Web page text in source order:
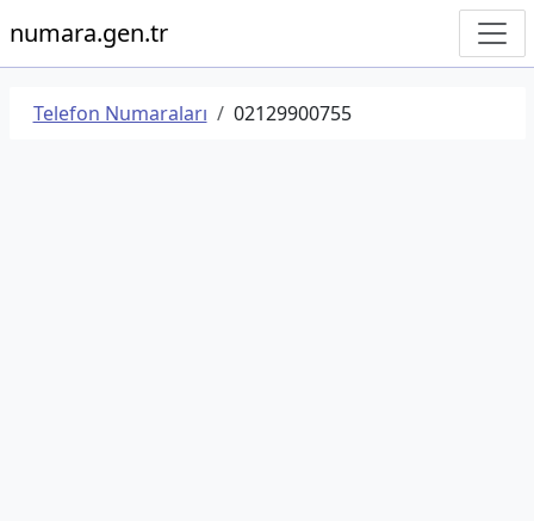
numara.gen.tr
Telefon Numaraları 02129900755